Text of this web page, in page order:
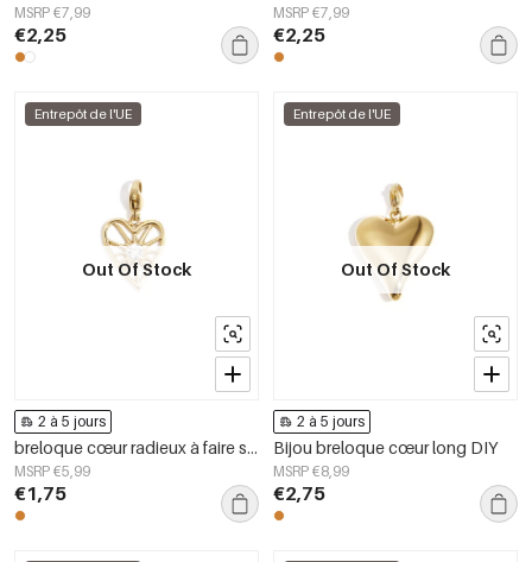
MSRP €7,99
€2,25
MSRP €7,99
€2,25
Entrepôt de l'UE
Out Of Stock
2 à 5 jours
breloque cœur radieux à faire soi-même
MSRP €5,99
€1,75
Entrepôt de l'UE
Out Of Stock
2 à 5 jours
Bijou breloque cœur long DIY
MSRP €8,99
€2,75